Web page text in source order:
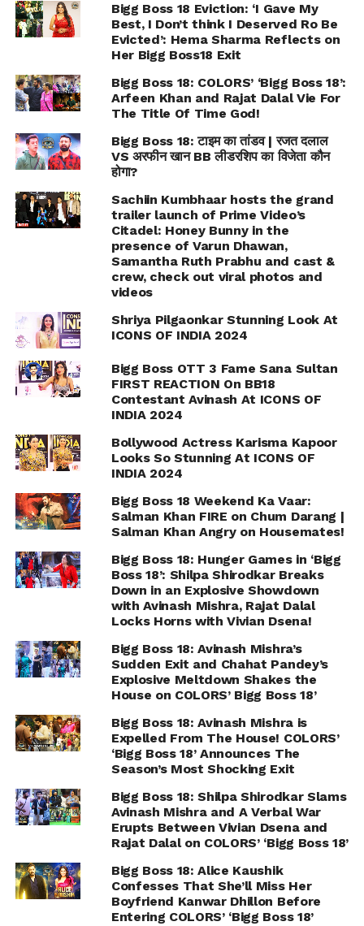
Bigg Boss 18 Eviction: ‘I Gave My
Best, I Don’t think I Deserved Ro Be
Evicted’: Hema Sharma Reflects on
Her Bigg Boss18 Exit
Bigg Boss 18: COLORS’ ‘Bigg Boss 18’:
Arfeen Khan and Rajat Dalal Vie For
The Title Of Time God!
Bigg Boss 18: टाइम का तांडव | रजत दलाल
VS अरफीन खान BB लीडरशिप का विजेता कौन
होगा?
Sachiin Kumbhaar hosts the grand
trailer launch of Prime Video’s
Citadel: Honey Bunny in the
presence of Varun Dhawan,
Samantha Ruth Prabhu and cast &
crew, check out viral photos and
videos
Shriya Pilgaonkar Stunning Look At
ICONS OF INDIA 2024
Bigg Boss OTT 3 Fame Sana Sultan
FIRST REACTION On BB18
Contestant Avinash At ICONS OF
INDIA 2024
Bollywood Actress Karisma Kapoor
Looks So Stunning At ICONS OF
INDIA 2024
Bigg Boss 18 Weekend Ka Vaar:
Salman Khan FIRE on Chum Darang |
Salman Khan Angry on Housemates!
Bigg Boss 18: Hunger Games in ‘Bigg
Boss 18’: Shilpa Shirodkar Breaks
Down in an Explosive Showdown
with Avinash Mishra, Rajat Dalal
Locks Horns with Vivian Dsena!
Bigg Boss 18: Avinash Mishra’s
Sudden Exit and Chahat Pandey’s
Explosive Meltdown Shakes the
House on COLORS’ Bigg Boss 18’
Bigg Boss 18: Avinash Mishra is
Expelled From The House! COLORS’
‘Bigg Boss 18’ Announces The
Season’s Most Shocking Exit
Bigg Boss 18: Shilpa Shirodkar Slams
Avinash Mishra and A Verbal War
Erupts Between Vivian Dsena and
Rajat Dalal on COLORS’ ‘Bigg Boss 18’
Bigg Boss 18: Alice Kaushik
Confesses That She’ll Miss Her
Boyfriend Kanwar Dhillon Before
Entering COLORS’ ‘Bigg Boss 18’